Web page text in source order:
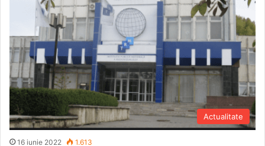
Actualitate
16 iunie 2022 1.613